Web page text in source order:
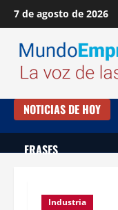
Saltar
al
contenido
7 de agosto de 2026
NOTICIAS DE HOY
FRASES
Industria